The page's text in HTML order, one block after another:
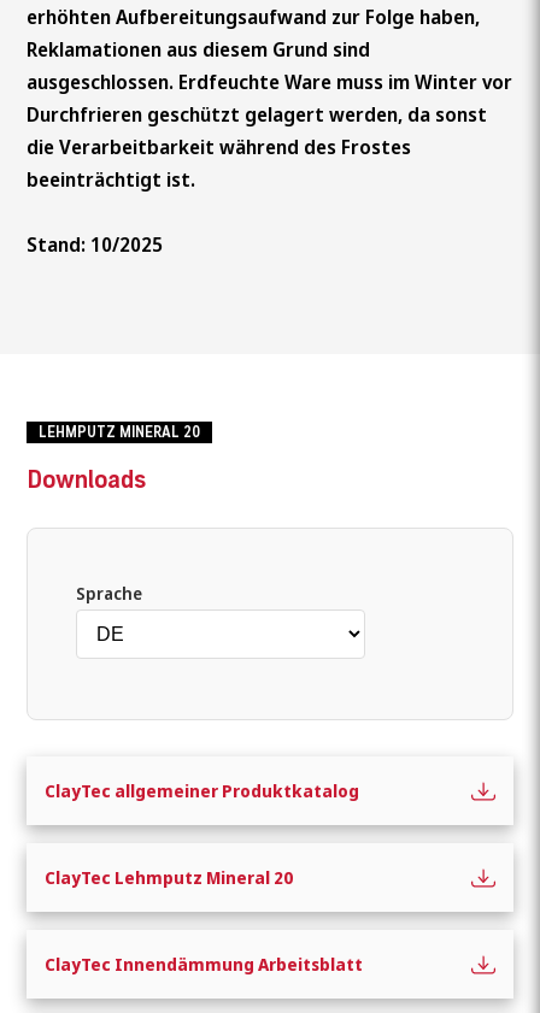
erhöhten Aufbereitungsaufwand zur Folge haben,
Reklamationen aus diesem Grund sind
ausgeschlossen. Erdfeuchte Ware muss im Winter vor
Durchfrieren geschützt gelagert werden, da sonst
die Verarbeitbarkeit während des Frostes
beeinträchtigt ist.
Stand: 10/2025
LEHMPUTZ MINERAL 20
Downloads
Sprache
ClayTec allgemeiner Produktkatalog
ClayTec Lehmputz Mineral 20
ClayTec Innendämmung Arbeitsblatt